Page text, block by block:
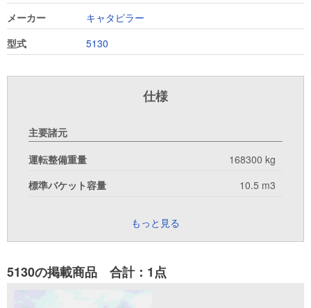
メーカー
キャタピラー
型式
5130
仕様
主要諸元
運転整備重量
168300 kg
標準バケット容量
10.5 m3
もっと見る
5130の掲載商品 合計：1点